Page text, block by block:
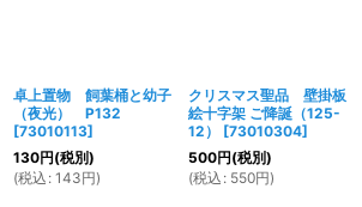
卓上置物 飼葉桶と幼子
（夜光） P132
[73010113]
130円(税別)
(税込 : 143円)
クリスマス聖品 壁掛板
絵十字架 ご降誕（125-
12）
[73010304]
500円(税別)
(税込 : 550円)